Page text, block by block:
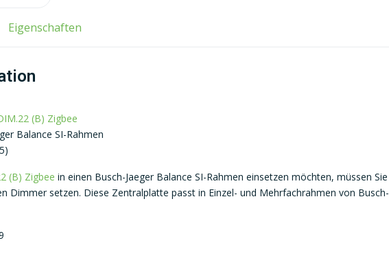
Eigenschaften
(B) Zigbee
Balance SI-Rahmen
(B) Zigbee in einen Busch-Jaeger Balance SI-Rahmen einsetzen möchten, müssen Sie
Dimmer setzen. Diese Zentralplatte passt in Einzel- und Mehrfachrahmen von Busch-